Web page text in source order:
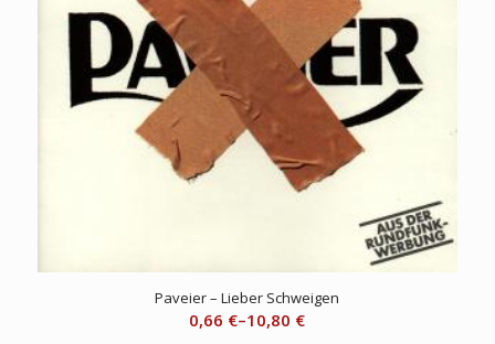
Paveier – Lieber Schweigen
0,66 €–10,80 €